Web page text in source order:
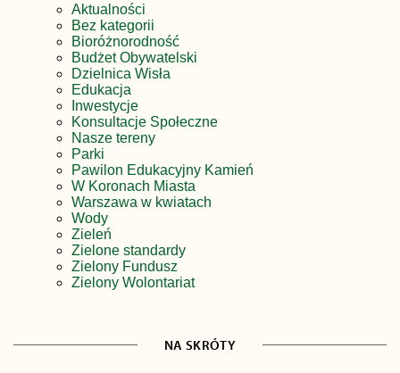
Aktualności
Bez kategorii
Bioróżnorodność
Budżet Obywatelski
Dzielnica Wisła
Edukacja
Inwestycje
Konsultacje Społeczne
Nasze tereny
Parki
Pawilon Edukacyjny Kamień
W Koronach Miasta
Warszawa w kwiatach
Wody
Zieleń
Zielone standardy
Zielony Fundusz
Zielony Wolontariat
NA SKRÓTY